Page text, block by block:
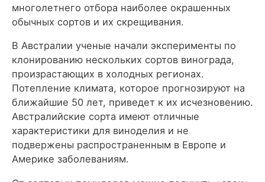
многолетнего отбора наиболее окрашенных
обычных сортов и их скрещивания.
В Австралии ученые начали эксперименты по
клонированию нескольких сортов винограда,
произрастающих в холодных регионах.
Потепление климата, которое прогнозируют на
ближайшие 50 лет, приведет к их исчезновению.
Австралийские сорта имеют отличные
характеристики для виноделия и не
подвержены распространенным в Европе и
Америке заболеваниям.